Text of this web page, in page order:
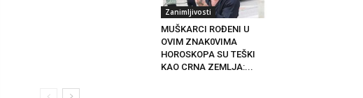
Zanimljivosti
MUŠKARCI ROĐENI U
OVIM ZNAK0VIMA
HOROSKOPA SU TEŠKI
KAO CRNA ZEMLJA:...